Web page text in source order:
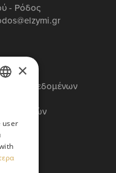
- Ρόδος
Δεδομένων
Αναφορών
ETI
×
user